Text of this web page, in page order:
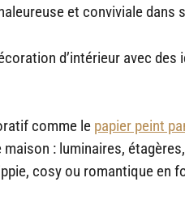
et conviviale dans
d’intérieur avec
comme le papier peint
: luminaires,
cosy ou romantique en